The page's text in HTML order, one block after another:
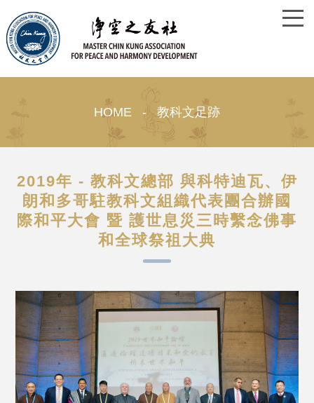
HOME - 教科文足跡
2019年 - 教科文總部 與科特迪瓦、伊
朗和多哥駐教科文組織代表團合辦國
際和平大會 暨 護世息災三時繫念佛事
和全球祭祖大典